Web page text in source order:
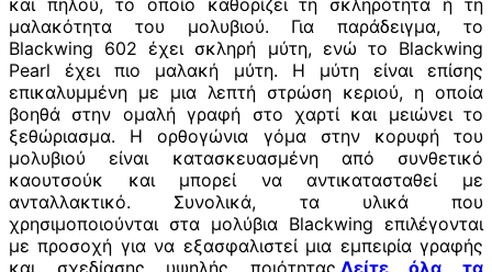
μαλακότητα του μολυβιού. Για παράδειγμα, το
Blackwing 602 έχει σκληρή μύτη, ενώ το Blackwing
Pearl έχει πιο μαλακή μύτη. Η μύτη είναι επίσης
επικαλυμμένη με μια λεπτή στρώση κεριού, η οποία
βοηθά στην ομαλή γραφή στο χαρτί και μειώνει το
ξεθώριασμα. Η ορθογώνια γόμα στην κορυφή του
μολυβιού είναι κατασκευασμένη από συνθετικό
καουτσούκ και μπορεί να αντικατασταθεί με
ανταλλακτικό. Συνολικά, τα υλικά που
χρησιμοποιούνται στα μολύβια Blackwing επιλέγονται
με προσοχή για να εξασφαλιστεί μια εμπειρία γραφής
και σχεδίασης υψηλής ποιότητας.Δείτε όλα τα